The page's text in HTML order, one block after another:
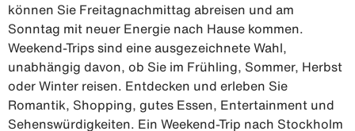
können Sie Freitagnachmittag abreisen und am
Sonntag mit neuer Energie nach Hause kommen.
Weekend-Trips sind eine ausgezeichnete Wahl,
unabhängig davon, ob Sie im Frühling, Sommer, Herbst
oder Winter reisen. Entdecken und erleben Sie
Romantik, Shopping, gutes Essen, Entertainment und
Sehenswürdigkeiten. Ein Weekend-Trip nach Stockholm